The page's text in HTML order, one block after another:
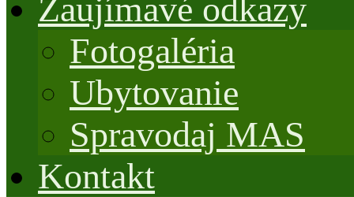
Zaujímavé odkazy
Fotogaléria
Ubytovanie
Spravodaj MAS
Kontakt